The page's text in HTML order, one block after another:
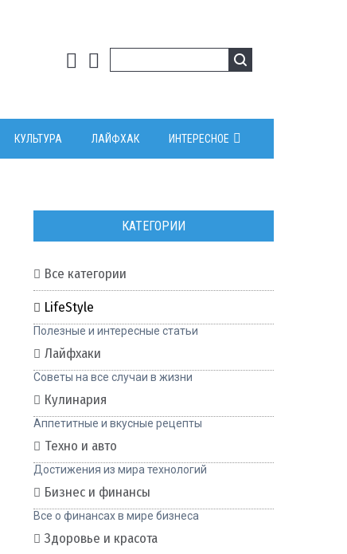
КУЛЬТУРА ЛАЙФХАК ИНТЕРЕСНОЕ
КАТЕГОРИИ
Все категории
LifeStyle
Полезные и интересные статьи
Лайфхаки
Советы на все случаи в жизни
Кулинария
Аппетитные и вкусные рецепты
Техно и авто
Достижения из мира технологий
Бизнес и финансы
Все о финансах в мире бизнеса
Здоровье и красота